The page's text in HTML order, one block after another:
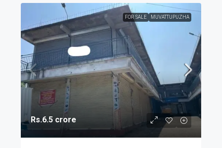
FOR SALE MUVATTUPUZHA
Rs.6.5 crore